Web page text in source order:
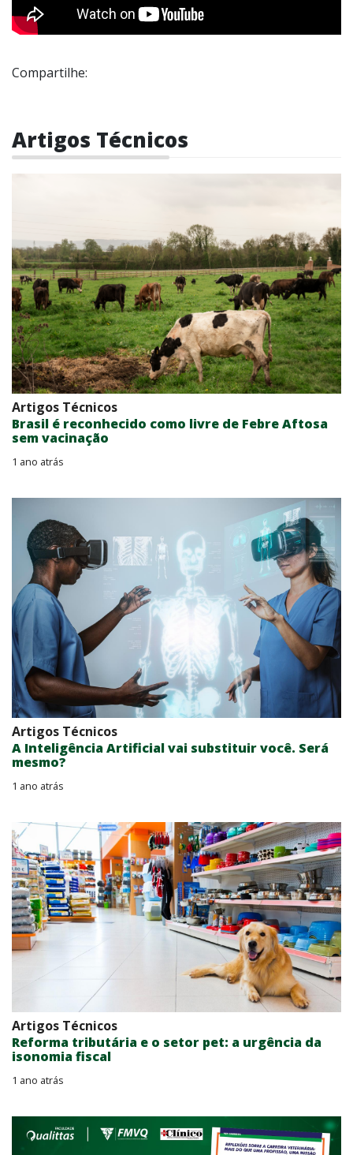
Compartilhe:
Artigos Técnicos
Artigos Técnicos
Brasil é reconhecido como livre de Febre Aftosa
sem vacinação
1 ano atrás
Artigos Técnicos
A Inteligência Artificial vai substituir você. Será
mesmo?
1 ano atrás
Artigos Técnicos
Reforma tributária e o setor pet: a urgência da
isonomia fiscal
1 ano atrás